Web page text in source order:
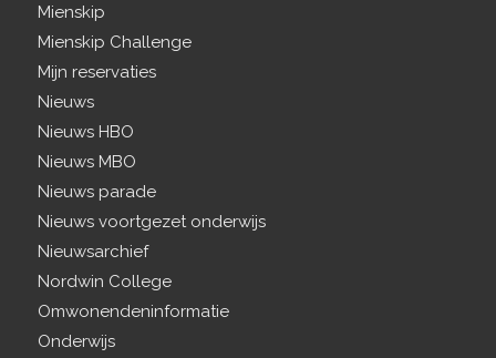
Mienskip
Mienskip Challenge
Mijn reservaties
Nieuws
Nieuws HBO
Nieuws MBO
Nieuws parade
Nieuws voortgezet onderwijs
Nieuwsarchief
Nordwin College
Omwonendeninformatie
Onderwijs